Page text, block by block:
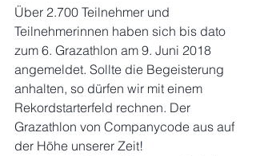
Über 2.700 Teilnehmer und
Teilnehmerinnen haben sich bis dato
zum 6. Grazathlon am 9. Juni 2018
angemeldet. Sollte die Begeisterung
anhalten, so dürfen wir mit einem
Rekordstarterfeld rechnen. Der
Grazathlon von Companycode aus auf
der Höhe unserer Zeit!